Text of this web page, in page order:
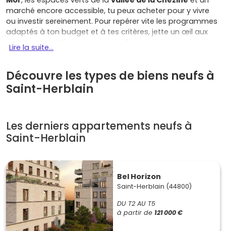
marché encore accessible, tu peux acheter pour y vivre
ou investir sereinement. Pour repérer vite les programmes
adaptés à ton budget et à tes critères, jette un œil aux
annonces sur
maintenant.
Les atouts concrets pour acheter ou
investir
Économie solide et bassin d'emploi
profite du dynamisme de
d'Atlantis et de la route de Vannes
Zénithet la zone d'Ar Mor. Résultat : un vivier de
locataires et des perspectives de valorisation
intéressantes.
Demande locative soutenue: la proximité des
lignes detram 1 et 3, des bus Chronobus , du
périphérique et des zones d'emplois génère un flux
Lire la suite...
Découvre les types de biens neufs à
Saint-Herblain
Les derniers appartements neufs à
Saint-Herblain
Bel Horizon
Saint-Herblain (44800)
DU T2 AU T5
à partir de 121 000 €